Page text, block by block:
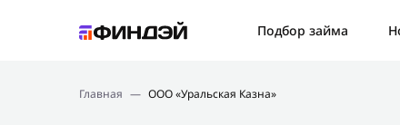
Подбор займа
Новости
Главная — ООО «Уральская Казна»